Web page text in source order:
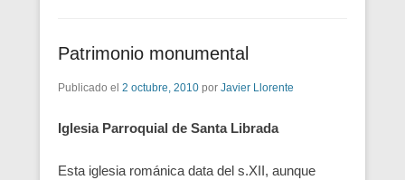
Patrimonio monumental
Publicado el 2 octubre, 2010 por Javier Llorente
Iglesia Parroquial de Santa Librada
Esta iglesia románica data del s.XII, aunque